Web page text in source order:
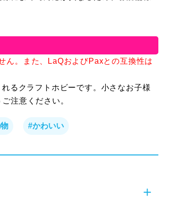
。また、LaQおよびPaxとの互換性は
るクラフトホビーです。小さなお子様
注意ください。
#かわいい